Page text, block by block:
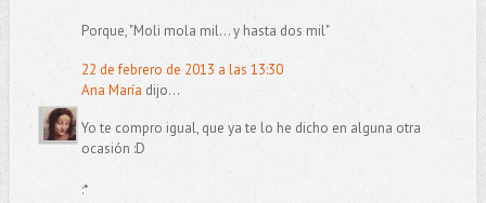
Porque, "Moli mola mil... y hasta dos mil"
22 de febrero de 2013 a las 13:30
Ana María dijo...
Yo te compro igual, que ya te lo he dicho en alguna otra
ocasión :D
:*